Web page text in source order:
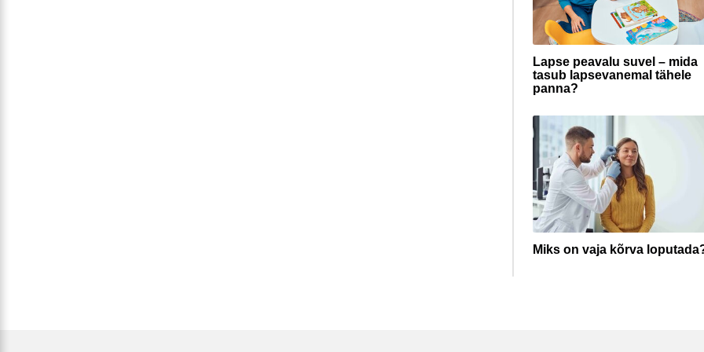
Lapse peavalu suvel – mida
tasub lapsevanemal tähele
panna?
Miks on vaja kõrva